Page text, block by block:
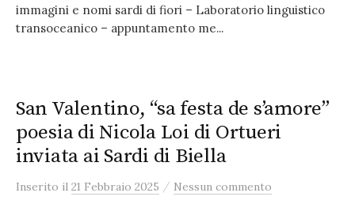
immagini e nomi sardi di fiori – Laboratorio linguistico
transoceanico – appuntamento me...
San Valentino, “sa festa de s’amore”
poesia di Nicola Loi di Ortueri
inviata ai Sardi di Biella
Inserito il 21 Febbraio 2025 / Nessun commento